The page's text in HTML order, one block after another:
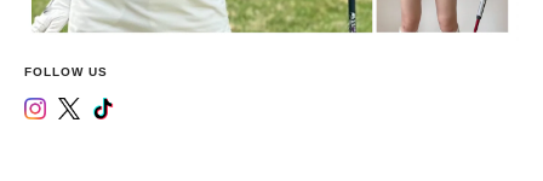
FOLLOW US